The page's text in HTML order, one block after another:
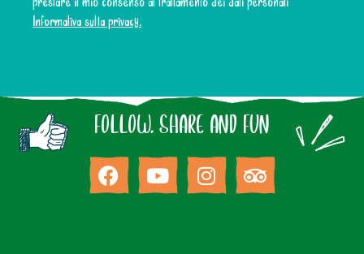
Informativa sulla privacy.
FOLLOW, SHARE AND FUN